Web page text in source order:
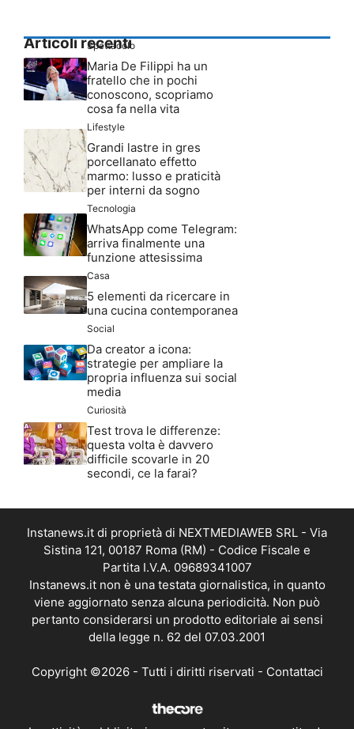
Articoli recenti
Spettacolo
Maria De Filippi ha un
fratello che in pochi
conoscono, scopriamo
cosa fa nella vita
Lifestyle
Grandi lastre in gres
porcellanato effetto
marmo: lusso e praticità
per interni da sogno
Tecnologia
WhatsApp come Telegram:
arriva finalmente una
funzione attesissima
Casa
5 elementi da ricercare in
una cucina contemporanea
Social
Da creator a icona:
strategie per ampliare la
propria influenza sui social
media
Curiosità
Test trova le differenze:
questa volta è davvero
difficile scovarle in 20
secondi, ce la farai?
Instanews.it di proprietà di NEXTMEDIAWEB SRL - Via
Sistina 121, 00187 Roma (RM) - Codice Fiscale e
Partita I.V.A. 09689341007
Instanews.it non è una testata giornalistica, in quanto
viene aggiornato senza alcuna periodicità. Non può
pertanto considerarsi un prodotto editoriale ai sensi
della legge n. 62 del 07.03.2001
Copyright ©2026 - Tutti i diritti riservati - Contattaci